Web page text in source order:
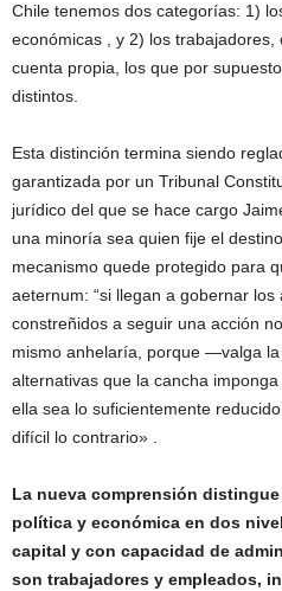
Chile tenemos dos categorías: 1)
económicas , y 2) los
cuenta propia, los que por
distintos.
Esta distinción termina siendo
garantizada por un Tribunal
jurídico del que se hace cargo
una minoría sea quien fije el
mecanismo quede protegido para
aeternum: “si llegan a gobernar los
constreñidos a seguir una acción
mismo anhelaría, porque —valga
alternativas que la cancha
ella sea lo suficientemente
difícil lo contrario» .
La nueva comprensión
política y económica en dos
capital y con capacidad de
son trabajadores y empleados,